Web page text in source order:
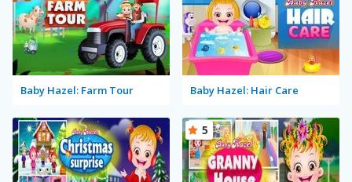
Baby Hazel: Farm Tour Baby Hazel: Hair Care
5